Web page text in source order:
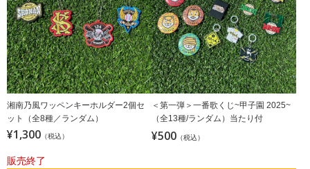
湘南乃風ワッペンキーホルダー2個セ
ット（全8種／ランダム）
¥1,300 （税込）
販売終了
＜第一弾＞一番歌くじ~甲子園 2025~
（全13種/ランダム）当たり付
¥500 （税込）